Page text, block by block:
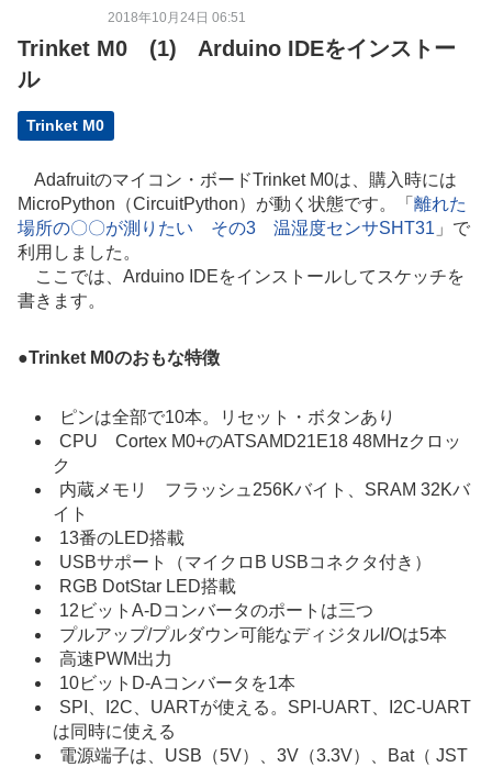
2018年10月24日 06:51
Trinket M0 (1) Arduino IDEをインストー
ル
Trinket M0
Adafruitのマイコン・ボードTrinket M0は、購入時には
MicroPython（CircuitPython）が動く状態です。「 離れた
場所の〇〇が測りたい その3 温湿度センサSHT31 」で
利用しました。
ここでは、Arduino IDEをインストールしてスケッチを
書きます。
●Trinket M0のおもな特徴
ピンは全部で10本。リセット・ボタンあり
CPU Cortex M0+のATSAMD21E18 48MHzクロッ
ク
内蔵メモリ フラッシュ256Kバイト、SRAM 32Kバ
イト
13番のLED搭載
USBサポート（マイクロB USBコネクタ付き）
RGB DotStar LED搭載
12ビットA-Dコンバータのポートは三つ
プルアップ/プルダウン可能なディジタルI/Oは5本
高速PWM出力
10ビットD-Aコンバータを1本
SPI、I2C、UARTが使える。SPI-UART、I2C-UART
は同時に使える
電源端子は、USB（5V）、3V（3.3V）、Bat（ JST